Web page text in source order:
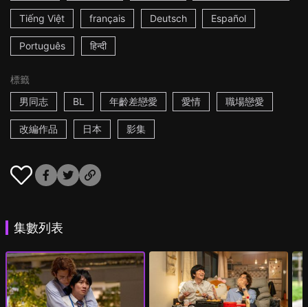
Tiếng Việt français Deutsch Español
Português हिन्दी
標籤
男同志
BL 年齡差戀愛 愛情 職場戀愛
改編作品 日本 影集
集數列表